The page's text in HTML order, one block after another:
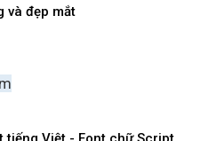
và đẹp mắt